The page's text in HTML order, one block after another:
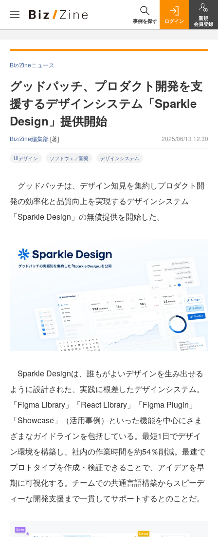
事例を探す ログイン
新規
会員登録
Biz/Zineニュース
グッドパッチ、プロダクト開発を支
援するデザインシステム「Sparkle
Design」提供開始
Biz/Zine編集部[著] 2025/06/13 12:30
UIデザイン ソフトウェア開発 デザインシステム
グッドパッチは、デザイン知見を集約しプロダクト開
発の効率化と品質向上を実現するデザインシステム
「Sparkle Design」の無償提供を開始した。
Sparkle Designは、誰もがよいデザインを生み出せる
ように設計された、実践に根差したデザインシステム。
「Figma Library」「React Library」「Figma Plugin」
「Showcase」（活用事例）といった機能を中心にさま
ざまなガイドラインを包括している。最短1日でデザイ
ン環境を構築し、社内の作業時間を約54％削減。最速で
プロトタイプを作成・検証できることで、アイデアを早
期に可視化する。チームでの共通言語構築からスピーデ
ィーな開発支援まで一貫してサポートするとのことだ。